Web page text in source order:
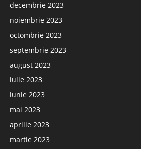
decembrie 2023
noiembrie 2023
octombrie 2023
septembrie 2023
august 2023
iulie 2023
iunie 2023
mai 2023
aprilie 2023
martie 2023